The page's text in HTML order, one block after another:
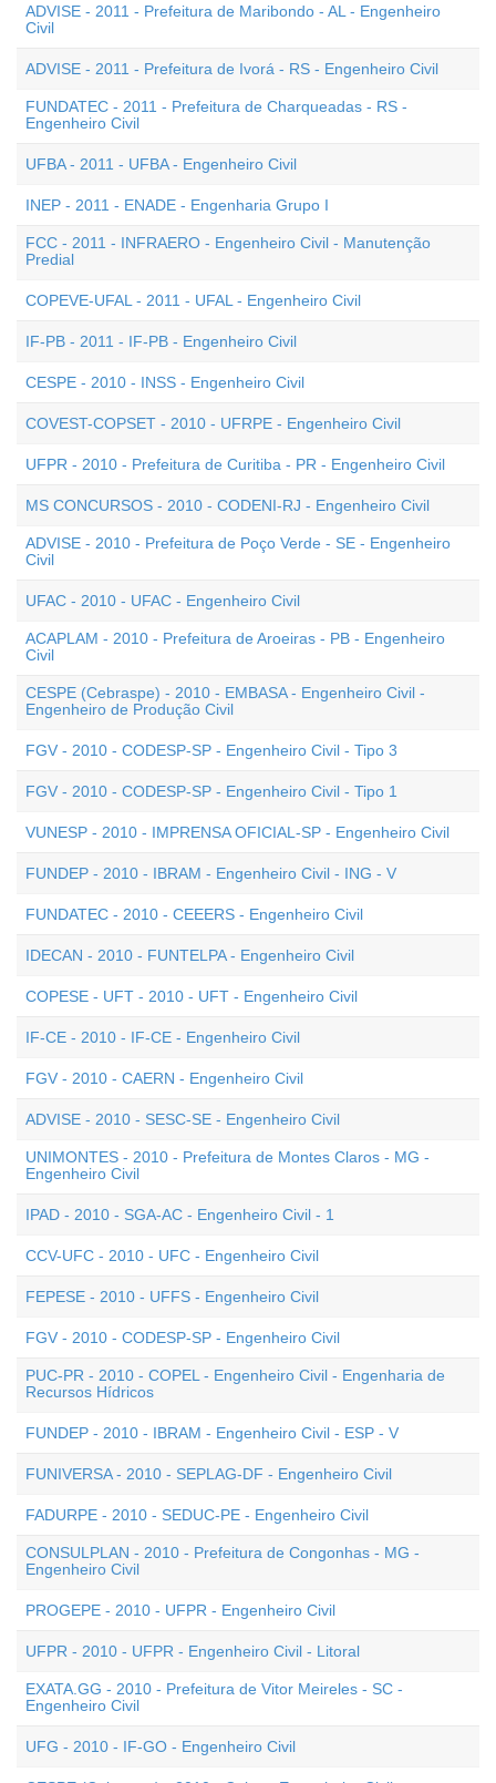
ADVISE - 2011 - Prefeitura de Maribondo - AL - Engenheiro
Civil
ADVISE - 2011 - Prefeitura de Ivorá - RS - Engenheiro Civil
FUNDATEC - 2011 - Prefeitura de Charqueadas - RS -
Engenheiro Civil
UFBA - 2011 - UFBA - Engenheiro Civil
INEP - 2011 - ENADE - Engenharia Grupo I
FCC - 2011 - INFRAERO - Engenheiro Civil - Manutenção
Predial
COPEVE-UFAL - 2011 - UFAL - Engenheiro Civil
IF-PB - 2011 - IF-PB - Engenheiro Civil
CESPE - 2010 - INSS - Engenheiro Civil
COVEST-COPSET - 2010 - UFRPE - Engenheiro Civil
UFPR - 2010 - Prefeitura de Curitiba - PR - Engenheiro Civil
MS CONCURSOS - 2010 - CODENI-RJ - Engenheiro Civil
ADVISE - 2010 - Prefeitura de Poço Verde - SE - Engenheiro
Civil
UFAC - 2010 - UFAC - Engenheiro Civil
ACAPLAM - 2010 - Prefeitura de Aroeiras - PB - Engenheiro
Civil
CESPE (Cebraspe) - 2010 - EMBASA - Engenheiro Civil -
Engenheiro de Produção Civil
FGV - 2010 - CODESP-SP - Engenheiro Civil - Tipo 3
FGV - 2010 - CODESP-SP - Engenheiro Civil - Tipo 1
VUNESP - 2010 - IMPRENSA OFICIAL-SP - Engenheiro Civil
FUNDEP - 2010 - IBRAM - Engenheiro Civil - ING - V
FUNDATEC - 2010 - CEEERS - Engenheiro Civil
IDECAN - 2010 - FUNTELPA - Engenheiro Civil
COPESE - UFT - 2010 - UFT - Engenheiro Civil
IF-CE - 2010 - IF-CE - Engenheiro Civil
FGV - 2010 - CAERN - Engenheiro Civil
ADVISE - 2010 - SESC-SE - Engenheiro Civil
UNIMONTES - 2010 - Prefeitura de Montes Claros - MG -
Engenheiro Civil
IPAD - 2010 - SGA-AC - Engenheiro Civil - 1
CCV-UFC - 2010 - UFC - Engenheiro Civil
FEPESE - 2010 - UFFS - Engenheiro Civil
FGV - 2010 - CODESP-SP - Engenheiro Civil
PUC-PR - 2010 - COPEL - Engenheiro Civil - Engenharia de
Recursos Hídricos
FUNDEP - 2010 - IBRAM - Engenheiro Civil - ESP - V
FUNIVERSA - 2010 - SEPLAG-DF - Engenheiro Civil
FADURPE - 2010 - SEDUC-PE - Engenheiro Civil
CONSULPLAN - 2010 - Prefeitura de Congonhas - MG -
Engenheiro Civil
PROGEPE - 2010 - UFPR - Engenheiro Civil
UFPR - 2010 - UFPR - Engenheiro Civil - Litoral
EXATA.GG - 2010 - Prefeitura de Vitor Meireles - SC -
Engenheiro Civil
UFG - 2010 - IF-GO - Engenheiro Civil